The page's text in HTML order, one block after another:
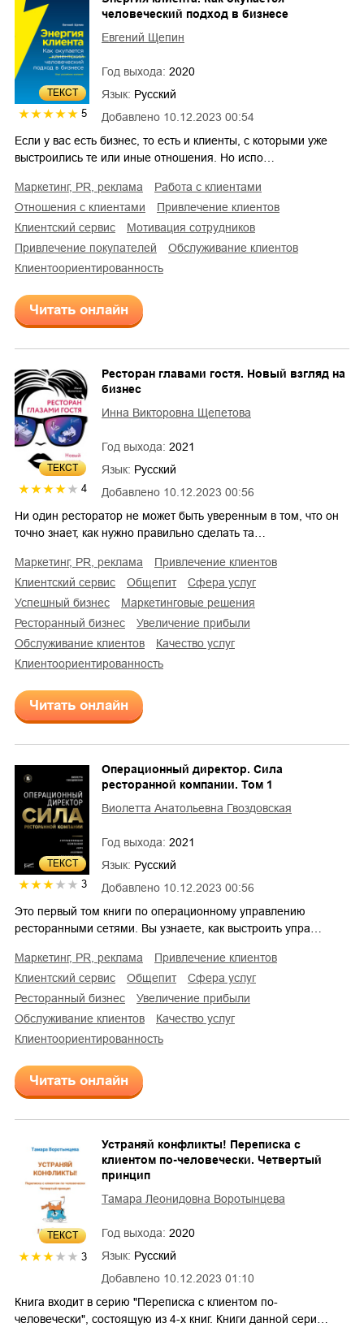
ТЕКСТ
5 Добавлено 10.12.2023 00:54
человеческий подход в бизнесе
Евгений Щепин
Год выхода: 2020
Язык: Русский
Если у вас есть бизнес, то есть и клиенты, с которыми уже
выстроились те или иные отношения. Но испо…
маркетинг, PR, реклама
работа с клиентами
отношения с клиентами
привлечение клиентов
клиентский сервис
мотивация сотрудников
привлечение покупателей
обслуживание клиентов
клиентоориентированность
Читать онлайн
ТЕКСТ
4 Добавлено 10.12.2023 00:56
Ресторан главами гостя. Новый взгляд на
бизнес
Инна Викторовна Щепетова
Год выхода: 2021
Язык: Русский
Ни один ресторатор не может быть уверенным в том, что он
точно знает, как нужно правильно сделать та…
маркетинг, PR, реклама
привлечение клиентов
клиентский сервис
общепит
сфера услуг
успешный бизнес
маркетинговые решения
ресторанный бизнес
увеличение прибыли
обслуживание клиентов
качество услуг
клиентоориентированность
Читать онлайн
ТЕКСТ
3 Добавлено 10.12.2023 00:56
Операционный директор. Сила
ресторанной компании. Том 1
Виолетта Анатольевна Гвоздовская
Год выхода: 2021
Язык: Русский
Это первый том книги по операционному управлению
ресторанными сетями. Вы узнаете, как выстроить упра…
маркетинг, PR, реклама
привлечение клиентов
клиентский сервис
общепит
сфера услуг
ресторанный бизнес
увеличение прибыли
обслуживание клиентов
качество услуг
клиентоориентированность
Читать онлайн
ТЕКСТ
3
Добавлено 10.12.2023 01:10
Устраняй конфликты! Переписка с
клиентом по-человечески. Четвертый
принцип
Тамара Леонидовна Воротынцева
Год выхода: 2020
Язык: Русский
Книга входит в серию "Переписка с клиентом по-
человечески", состоящую из 4-х книг. Книги данной сери…